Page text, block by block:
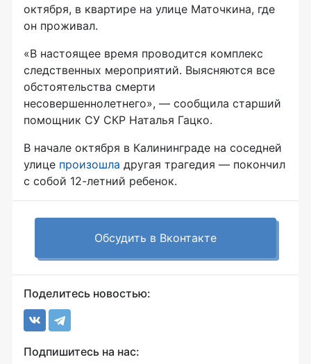
октября, в квартире на улице Маточкина, где
он проживал.
«В настоящее время проводится комплекс
следственных мероприятий. Выясняются все
обстоятельства смерти
несовершеннолетнего», — сообщила старший
помощник СУ СКР Наталья Гацко.
В начале октября в Калининграде на соседней
улице произошла другая трагедия — покончил
с собой 12-летний ребенок.
Обсудить в Вконтакте
Поделитесь новостью:
Подпишитесь на нас: